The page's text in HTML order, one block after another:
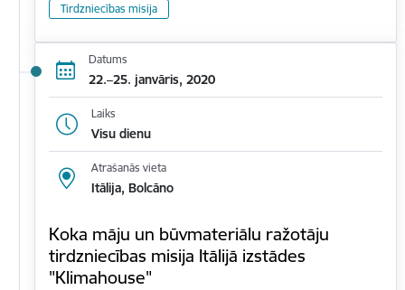
Tirdzniecības misija
Datums
22.–25. janvāris, 2020
Laiks
Visu dienu
Atrašanās vieta
Itālija, Bolcāno
Koka māju un būvmateriālu ražotāju
tirdzniecības misija Itālijā izstādes
"Klimahouse"